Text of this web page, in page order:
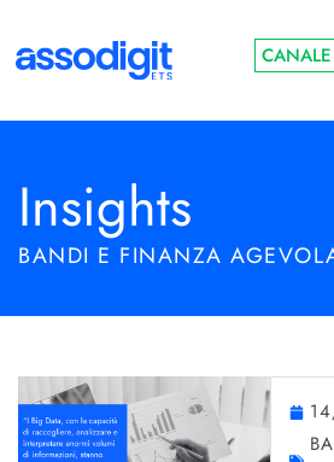
Insights
BANDI E FINANZA